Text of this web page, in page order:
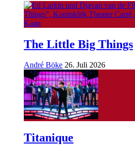
The Little Big Things
André Böke 26. Juli 2026
Titanique